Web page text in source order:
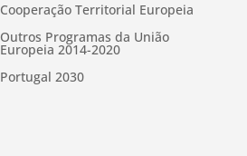
Cooperação Territorial Europeia
Outros Programas da União
Europeia 2014-2020
Portugal 2030